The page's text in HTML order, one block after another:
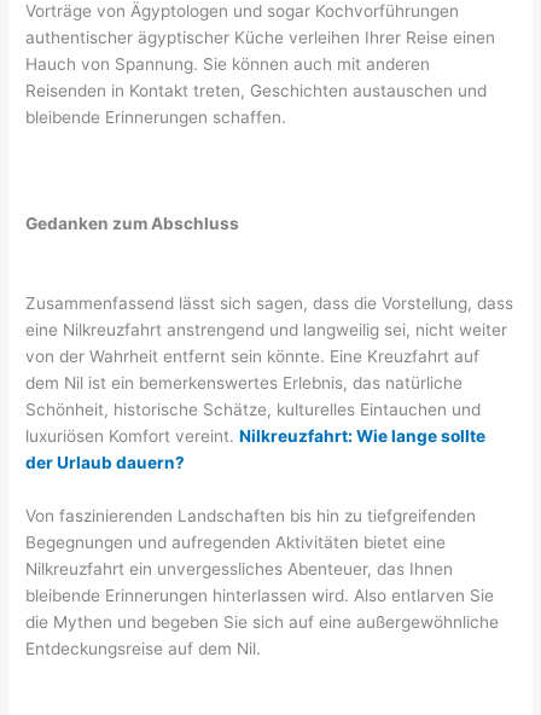
Vorträge von Ägyptologen und sogar Kochvorführungen
authentischer ägyptischer Küche verleihen Ihrer Reise einen
Hauch von Spannung. Sie können auch mit anderen
Reisenden in Kontakt treten, Geschichten austauschen und
bleibende Erinnerungen schaffen.
Gedanken zum Abschluss
Zusammenfassend lässt sich sagen, dass die Vorstellung, dass
eine Nilkreuzfahrt anstrengend und langweilig sei, nicht weiter
von der Wahrheit entfernt sein könnte. Eine Kreuzfahrt auf
dem Nil ist ein bemerkenswertes Erlebnis, das natürliche
Schönheit, historische Schätze, kulturelles Eintauchen und
luxuriösen Komfort vereint.Nilkreuzfahrt: Wie lange sollte
der Urlaub dauern?
Von faszinierenden Landschaften bis hin zu tiefgreifenden
Begegnungen und aufregenden Aktivitäten bietet eine
Nilkreuzfahrt ein unvergessliches Abenteuer, das Ihnen
bleibende Erinnerungen hinterlassen wird. Also entlarven Sie
die Mythen und begeben Sie sich auf eine außergewöhnliche
Entdeckungsreise auf dem Nil.